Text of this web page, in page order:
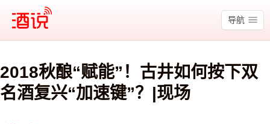
酒说
导航
2018秋酿“赋能”！古井如何按下双
名酒复兴“加速键”？|现场